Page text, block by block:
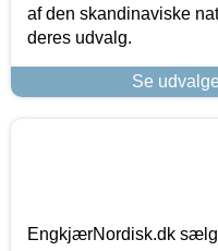
af den skandinaviske
deres udvalg.
Se
EngkjærNordisk.dk